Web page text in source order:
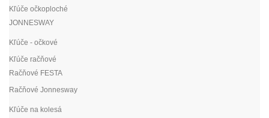
Kľúče očkoploché
JONNESWAY
Kľúče - očkové
Kľúče račňové
Račňové FESTA
Račňové Jonnesway
Kľúče na kolesá